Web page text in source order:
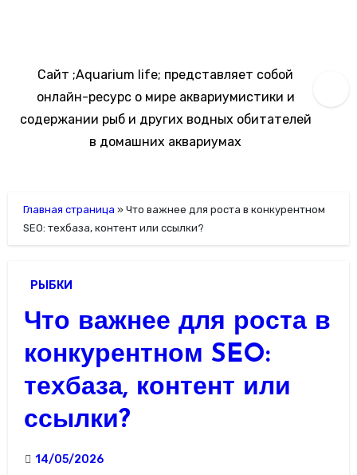
Сайт ;Aquarium life; представляет собой
онлайн-ресурс о мире аквариумистики и
содержании рыб и других водных обитателей
в домашних аквариумах
Главная страница » Что важнее для роста в конкурентном
SEO: техбаза, контент или ссылки?
РЫБКИ
Что важнее для роста в
конкурентном SEO:
техбаза, контент или
ссылки?
14/05/2026